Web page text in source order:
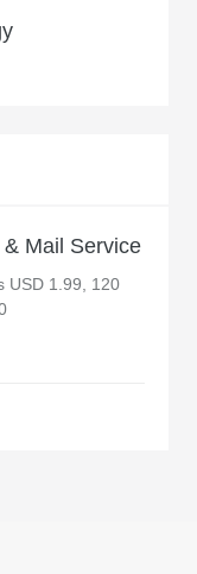
Mail Service
USD 1.99, 120